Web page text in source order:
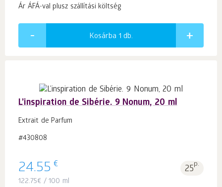
Ár ÁFÁ-val plusz szállítási költség
Kosárba 1 db.
L’inspiration de Sibérie. 9 Nonum, 20 ml
Extrait de Parfum
#430808
24.55 € 25p.
122.75€ / 100 ml